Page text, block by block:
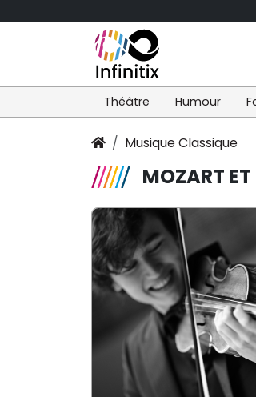
Théâtre Humour
Musique Classique
MOZART